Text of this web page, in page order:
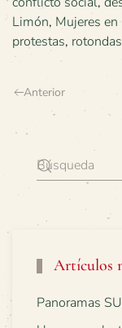
Limón, Mujeres
protestas, rotondas
Anterior
Artículos
Panoramas